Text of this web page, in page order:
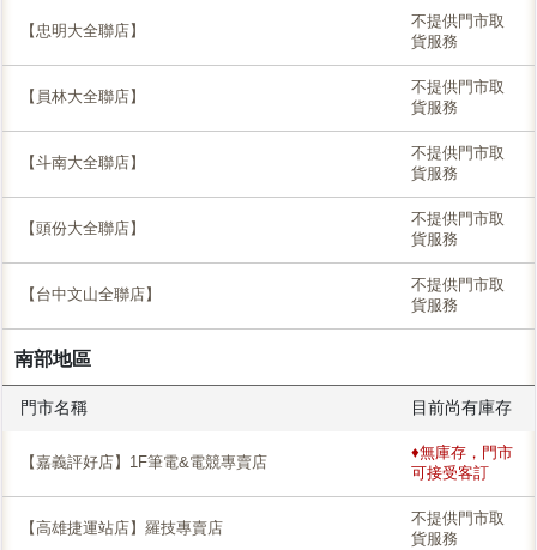
【忠明大全聯店】
不提供門市取
貨服務
【員林大全聯店】
不提供門市取
貨服務
【斗南大全聯店】
不提供門市取
貨服務
【頭份大全聯店】
不提供門市取
貨服務
【台中文山全聯店】
不提供門市取
貨服務
南部地區
門市名稱 目前尚有庫存
【嘉義評好店】1F筆電&電競專賣店
♦無庫存，門市
可接受客訂
【高雄捷運站店】羅技專賣店
不提供門市取
貨服務